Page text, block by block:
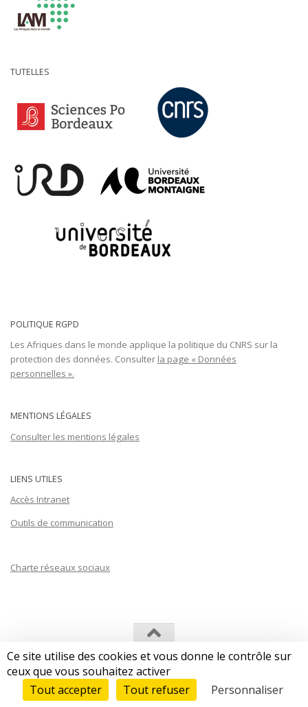
Ce site utilise des cookies et vous donne le contrôle sur
ceux que vous souhaitez activer
Tout accepter
Tout refuser
Personnaliser
TUTELLES
POLITIQUE RGPD
Les Afriques dans le monde applique la politique du CNRS sur la
protection des données. Consulter la page « Données
personnelles ».
MENTIONS LÉGALES
Consulter les mentions légales
LIENS UTILES
Accès Intranet
Outils de communication
Charte réseaux sociaux
Les Afriques dans le Monde (LAM) © 2026. Tous droits réservés.